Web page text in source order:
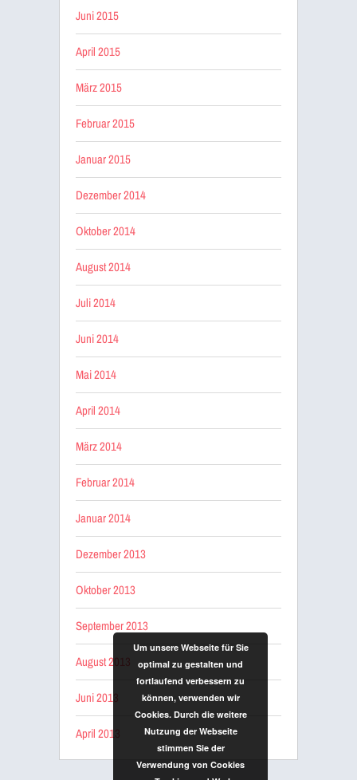
Juni 2015
April 2015
März 2015
Februar 2015
Januar 2015
Dezember 2014
Oktober 2014
August 2014
Juli 2014
Juni 2014
Mai 2014
April 2014
März 2014
Februar 2014
Januar 2014
Dezember 2013
Oktober 2013
September 2013
August 2013
Juni 2013
April 2013
Um unsere Webseite für Sie
optimal zu gestalten und
fortlaufend verbessern zu
können, verwenden wir
Cookies. Durch die weitere
Nutzung der Webseite
stimmen Sie der
Verwendung von Cookies